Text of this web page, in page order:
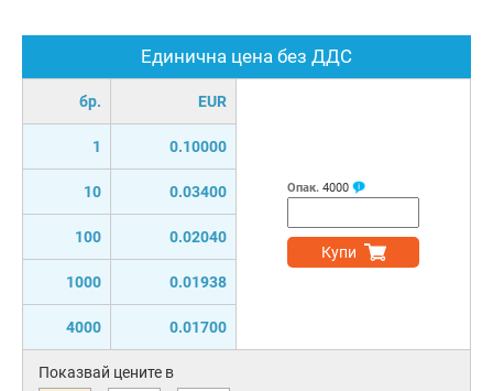
Единична цена без ДДС
бр. EUR
1 0.10000
10 0.03400
100 0.02040
1000 0.01938
4000 0.01700
Опак. 4000
Купи
Показвай цените в